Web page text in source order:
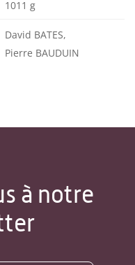
1011 g
David BATES,
Pierre BAUDUIN
à notre